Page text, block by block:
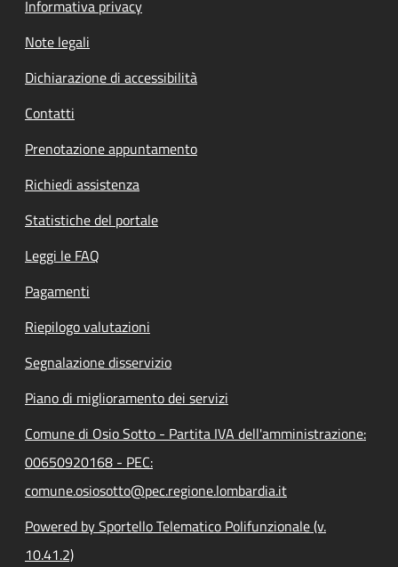
Informativa privacy
Note legali
Dichiarazione di accessibilità
Contatti
Prenotazione appuntamento
Richiedi assistenza
Statistiche del portale
Leggi le FAQ
Pagamenti
Riepilogo valutazioni
Segnalazione disservizio
Piano di miglioramento dei servizi
Comune di Osio Sotto - Partita IVA dell'amministrazione:
00650920168 - PEC:
comune.osiosotto@pec.regione.lombardia.it
Powered by Sportello Telematico Polifunzionale (v.
10.41.2)